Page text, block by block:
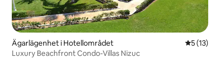
Ägarlägenhet i Hotellområdet 5 av 5 i
5 (13)
Luxury Beachfront Condo-Villas Nizuc